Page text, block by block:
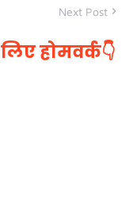
Next Post
होमवर्क👇